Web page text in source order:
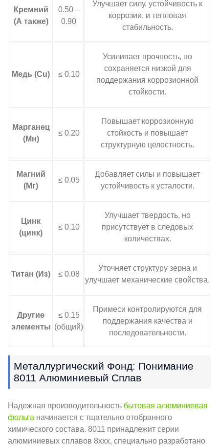
Кремний
(А также)
0.50 –
0.90
Улучшает силу, устойчивость к
коррозии, и тепловая
стабильность.
Медь (Cu) ≤ 0.10
Усиливает прочность, но
сохраняется низкой для
поддержания коррозионной
стойкости.
Марганец
(Мн)
≤ 0.20
Повышает коррозионную
стойкость и повышает
структурную целостность.
Магний
(Мг)
≤ 0.05
Добавляет силы и повышает
устойчивость к усталости.
Цинк
(цинк)
≤ 0.10
Улучшает твердость, но
присутствует в следовых
количествах.
Титан (Из) ≤ 0.08
Уточняет структуру зерна и
улучшает механические свойства.
Другие
элементы
≤ 0.15
(общий)
Примеси контролируются для
поддержания качества и
последовательности.
Металлургический Фонд: Понимание
8011 Алюминиевый Сплав
Надежная производительность бытовая алюминиевая
фольга начинается с тщательно отобранного
химического состава. 8011 принадлежит серии
алюминиевых сплавов 8xxx, специально разработано